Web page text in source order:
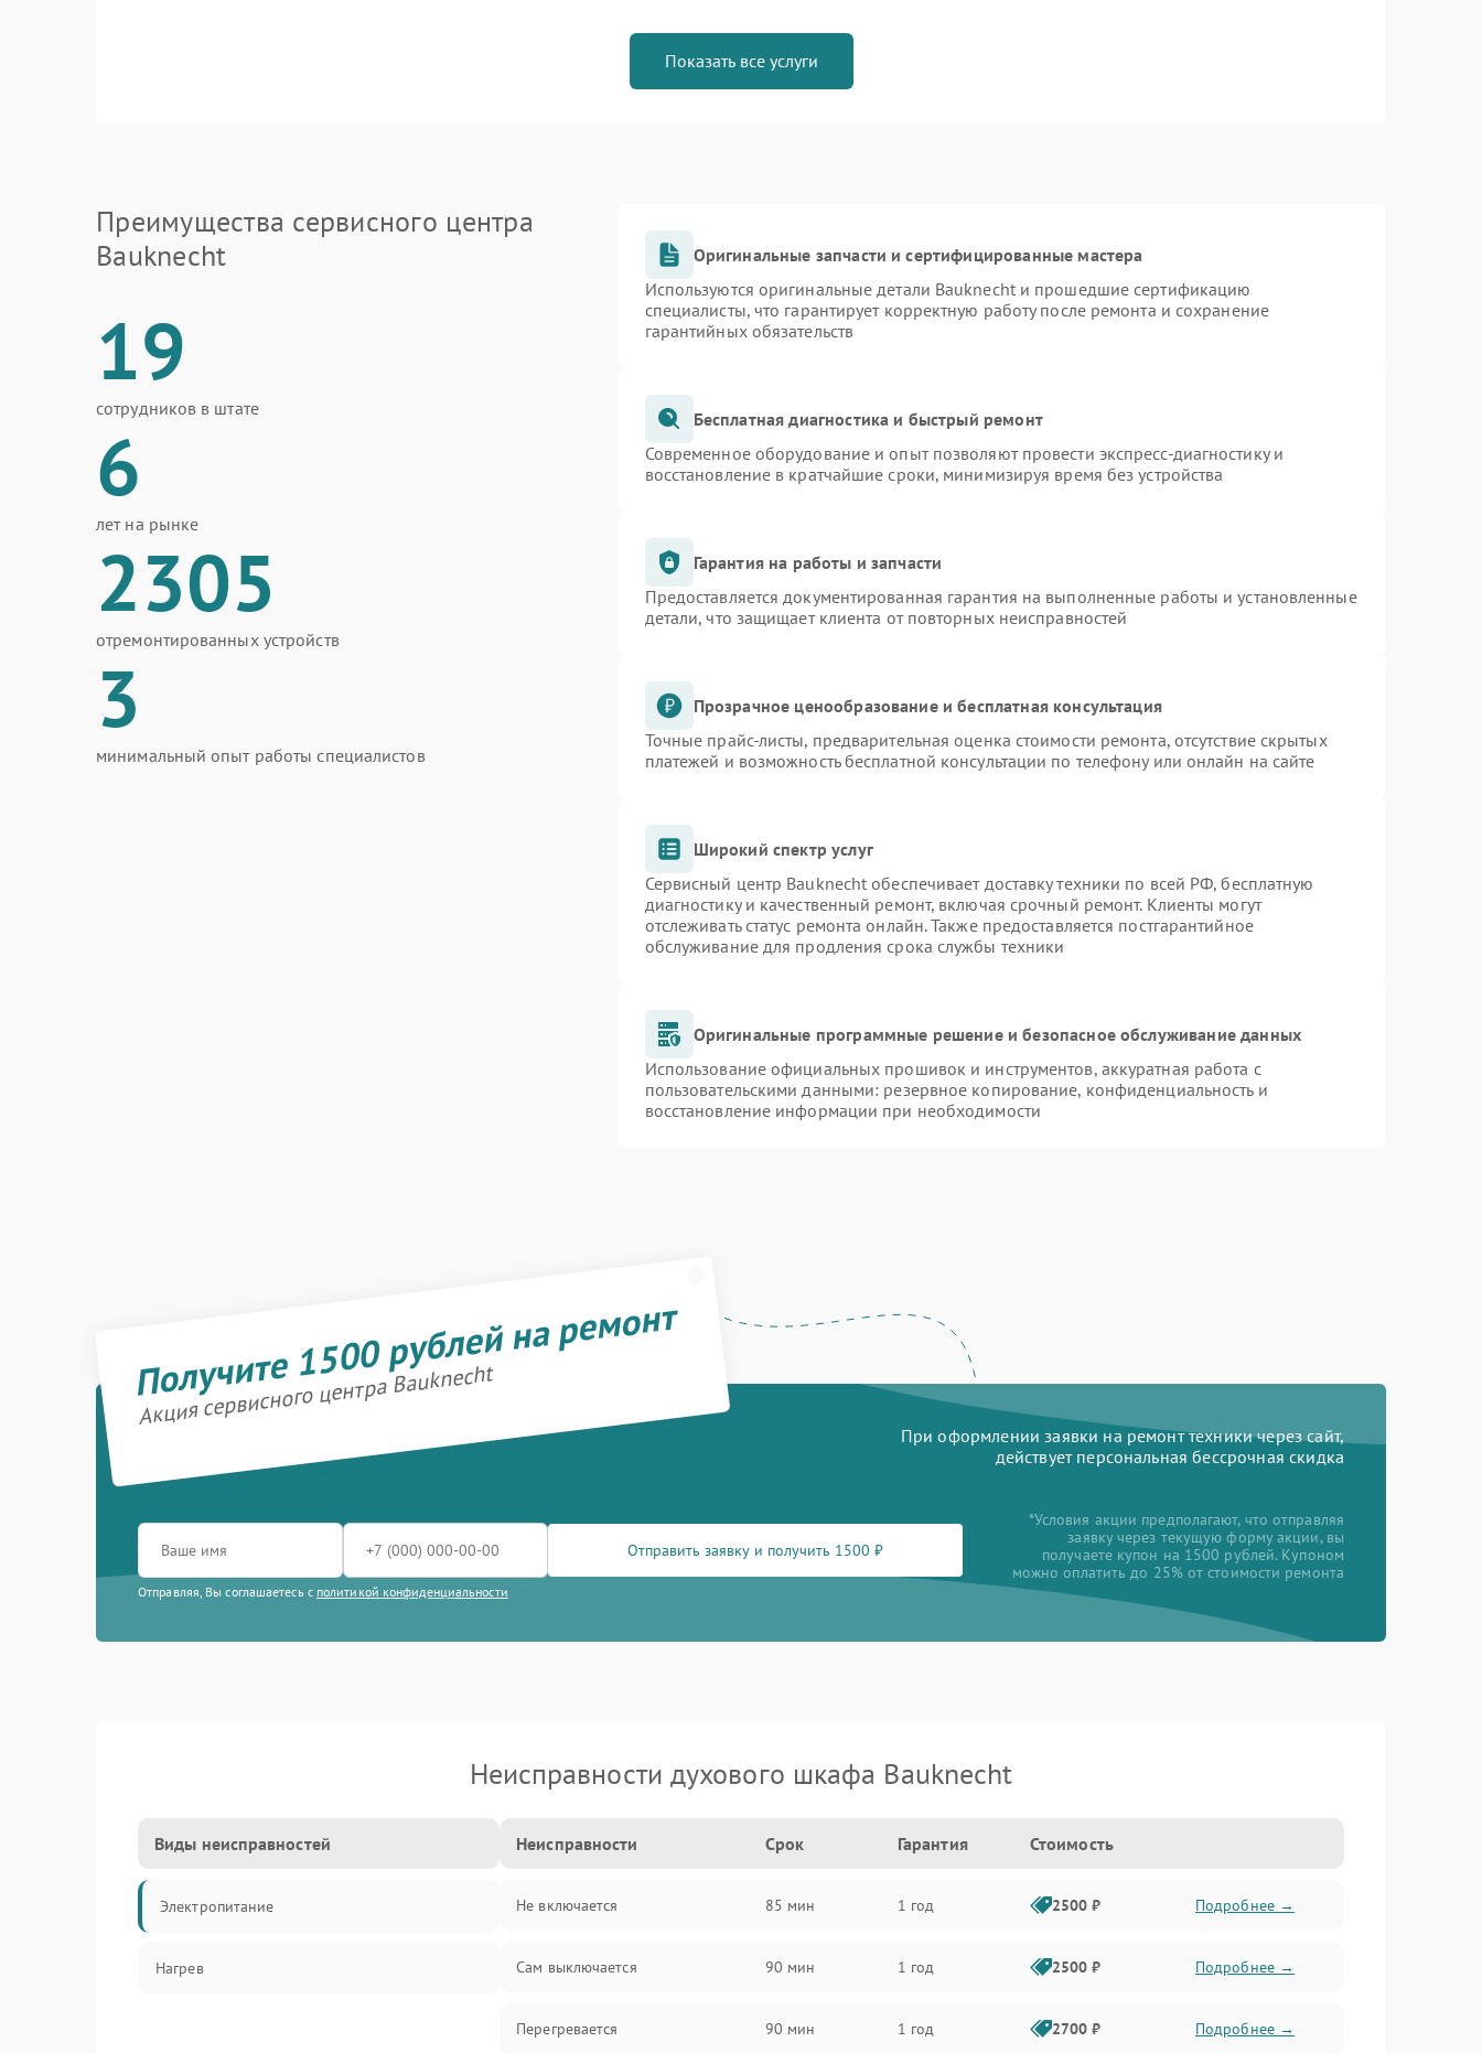
Показать все услуги
Преимущества сервисного центра
Bauknecht
19
сотрудников в штате
6
лет на рынке
2305
отремонтированных устройств
3
минимальный опыт работы специалистов
Оригинальные запчасти и сертифицированные мастера
Используются оригинальные детали Bauknecht и прошедшие сертификацию
специалисты, что гарантирует корректную работу после ремонта и сохранение
гарантийных обязательств
Бесплатная диагностика и быстрый ремонт
Современное оборудование и опыт позволяют провести экспресс-диагностику и
восстановление в кратчайшие сроки, минимизируя время без устройства
Гарантия на работы и запчасти
Предоставляется документированная гарантия на выполненные работы и установленные
детали, что защищает клиента от повторных неисправностей
Прозрачное ценообразование и бесплатная консультация
Точные прайс-листы, предварительная оценка стоимости ремонта, отсутствие скрытых
платежей и возможность бесплатной консультации по телефону или онлайн на сайте
Широкий спектр услуг
Сервисный центр Bauknecht обеспечивает доставку техники по всей РФ, бесплатную
диагностику и качественный ремонт, включая срочный ремонт. Клиенты могут
отслеживать статус ремонта онлайн. Также предоставляется постгарантийное
обслуживание для продления срока службы техники
Оригинальные программные решение и безопасное обслуживание данных
Использование официальных прошивок и инструментов, аккуратная работа с
пользовательскими данными: резервное копирование, конфиденциальность и
восстановление информации при необходимости
Получите 1500 рублей на ремонт
Акция сервисного центра Bauknecht
При оформлении заявки на ремонт техники через сайт,
действует персональная бессрочная скидка
Отправить заявку и получить 1500 ₽
Отправляя, Вы соглашаетесь с политикой конфиденциальности
*Условия акции предполагают, что отправляя
заявку через текущую форму акции, вы
получаете купон на 1500 рублей. Купоном
можно оплатить до 25% от стоимости ремонта
Неисправности духового шкафа Bauknecht
Виды неисправностей
Электропитание
Нагрев
Неисправности Срок Гарантия Стоимость
Не включается 85 мин 1 год 2500 ₽ Подробнее →
Сам выключается 90 мин 1 год 2500 ₽ Подробнее →
Перегревается 90 мин 1 год 2700 ₽ Подробнее →